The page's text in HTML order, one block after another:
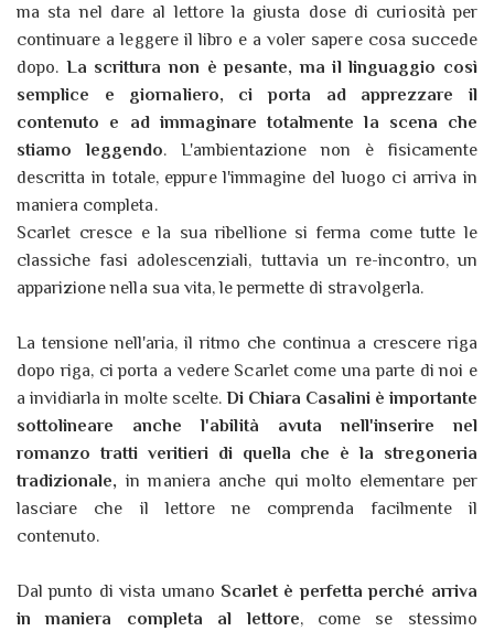
ma sta nel dare al lettore la giusta dose di curiosità per
continuare a leggere il libro e a voler sapere cosa succede
dopo. La scrittura non è pesante, ma il linguaggio così
semplice e giornaliero, ci porta ad apprezzare il
contenuto e ad immaginare totalmente la scena che
stiamo leggendo. L'ambientazione non è fisicamente
descritta in totale, eppure l'immagine del luogo ci arriva in
maniera completa.
Scarlet cresce e la sua ribellione si ferma come tutte le
classiche fasi adolescenziali, tuttavia un re-incontro, un
apparizione nella sua vita, le permette di stravolgerla.
La tensione nell'aria, il ritmo che continua a crescere riga
dopo riga, ci porta a vedere Scarlet come una parte di noi e
a invidiarla in molte scelte. Di Chiara Casalini è importante
sottolineare anche l'abilità avuta nell'inserire nel
romanzo tratti veritieri di quella che è la stregoneria
tradizionale,in maniera anche qui molto elementare per
lasciare che il lettore ne comprenda facilmente il
contenuto.
Dal punto di vista umano Scarlet è perfetta perché arriva
in maniera completa al lettore, come se stessimo